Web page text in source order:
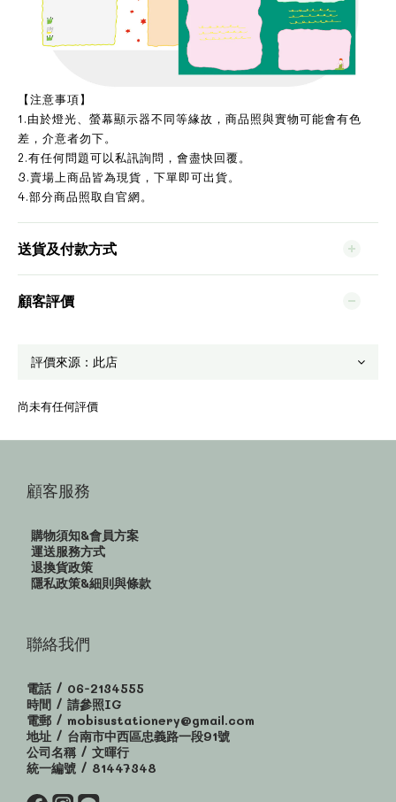
【注意事項】
1.由於燈光、螢幕顯示器不同等緣故，商品照與實物可能會有色
差，介意者勿下。
2.有任何問題可以私訊詢問，會盡快回覆。
3.賣場上商品皆為現貨，下單即可出貨。
4.部分商品照取自官網。
送貨及付款方式
顧客評價
尚未有任何評價
顧客服務
購物須知&會員方案
運送服務方式
退換貨政策
隱私政策&細則與條款
聯絡我們
電話 / 06-2134555
時間 / 請參照IG
電郵 / mobisustationery@gmail.com
地址 / 台南市中西區忠義路一段91號
公司名稱 / 文暉行
統一編號 / 81447348